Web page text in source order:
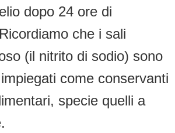
dopo 24 ore di
che i sali
(il nitrito di sodio) sono
come conservanti
specie quelli a